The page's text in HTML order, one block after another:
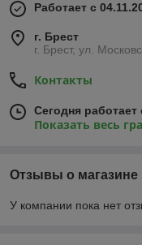
Работает с
г. Брест
г. Брест, ул.
Контакты
Сегодня работает
Показать весь
Отзывы о магазине
У компании пока нет